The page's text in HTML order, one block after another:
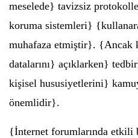
meselede} tavizsiz
koruma sistemleri}
muhafaza etmiştir}. {Ancak
datalarını} açıklarken}
kişisel hususiyetlerini}
önemlidir}.
{İnternet forumlarında etkili